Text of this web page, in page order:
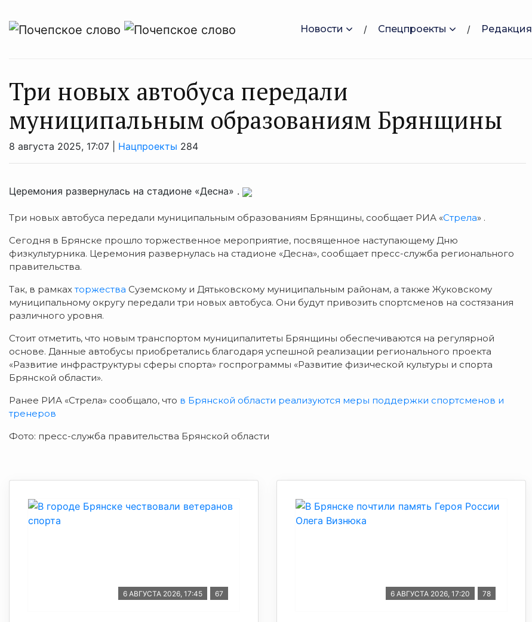
Новости Спецпроекты Редакция
Три новых автобуса передали
муниципальным образованиям Брянщины
8 августа 2025, 17:07 | Нацпроекты 284
Церемония развернулась на стадионе «Десна» .
Три новых автобуса передали муниципальным образованиям Брянщины, сообщает РИА «Стрела» .
Сегодня в Брянске прошло торжественное мероприятие, посвященное наступающему Дню
физкультурника. Церемония развернулась на стадионе «Десна», сообщает пресс-служба регионального
правительства.
Так, в рамкахторжества Суземскому и Дятьковскому муниципальным районам, а также Жуковскому
муниципальному округу передали три новых автобуса. Они будут привозить спортсменов на состязания
различного уровня.
Стоит отметить, что новым транспортом муниципалитеты Брянщины обеспечиваются на регулярной
основе. Данные автобусы приобретались благодаря успешной реализации регионального проекта
«Развитие инфраструктуры сферы спорта» госпрограммы «Развитие физической культуры и спорта
Брянской области».
Ранее РИА «Стрела» сообщало, что в Брянской области реализуются меры поддержки спортсменов и
тренеров
Фото: пресс-служба правительства Брянской области
6 АВГУСТА 2026, 17:45 67 6 АВГУСТА 2026, 17:20 78